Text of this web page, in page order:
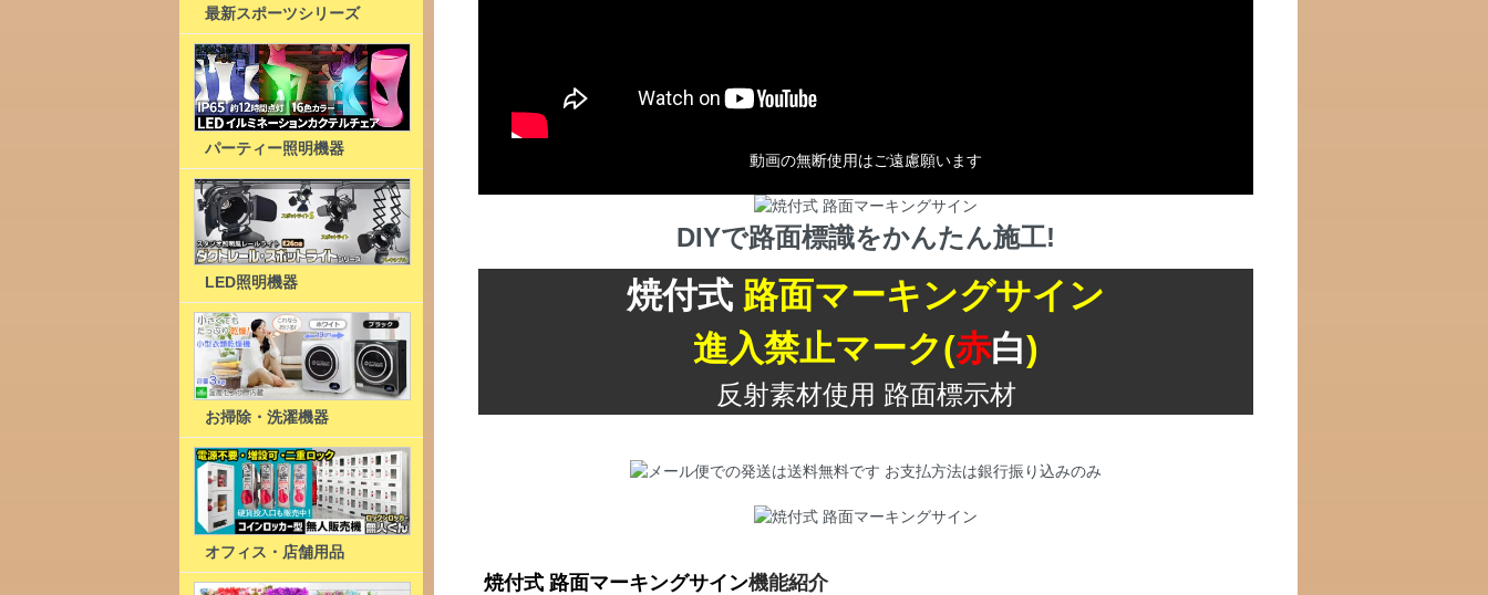
動画の無断使用はご遠慮願います
DIYで路面標識をかんたん施工!
焼付式 路面マーキングサイン
進入禁止マーク(赤白)
反射素材使用 路面標示材
焼付式 路面マーキングサイン機能紹介
最新スポーツシリーズ
パーティー照明機器
LED照明機器
お掃除・洗濯機器
オフィス・店舗用品